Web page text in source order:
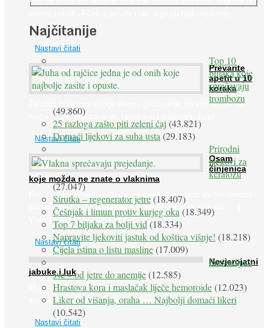
prirodne ...
Nastavi čitati
Prevarite
apetit u 10
koraka
Želudac teško trpi stroge dijete i gladovanje, no srećom po nas
može ga se lako zavarati. Nezdravu i pretjeranu želju ...
Nastavi čitati
Osam
činjenica
koje možda ne znate o vlaknima
Evo zašto su vlakna važna i zašto nas bombardiraju reklamama i
pakiranjima u kojima obećavaju najviši postotak vlakana ... 1.
Vlakna ...
Nastavi čitati
Nevjerojatni
jabuke i luk
Muče li vas tegobe vezane uz srce, oči i živce, od kojih pati
većina dijabetičara u kasnijem stadiju bolesti, jabuke ...
Nastavi čitati
Najčitanije
Top 10
biljaka koje
sprečavaju
trombozu
(49.860)
25 razloga zašto piti zeleni čaj(43.821)
Domaći lijekovi za suha usta (29.183)
Prirodni
lijekovi za
keratozu
(27.047)
Sirutka – regenerator jetre(18.407)
Češnjak i limun protiv kurjeg oka (18.349)
Top 7 biljaka za bolji vid (18.334)
Napravite ljekoviti jastuk od koštica višnje! (18.218)
Cijela istina o listu masline(17.009)
Peršin liječi
sve – od jetre do anemije(12.585)
Hrastova kora i maslačak liječe hemoroide(12.023)
Liker od višanja, oraha … Najbolji domaći likeri
(10.542)